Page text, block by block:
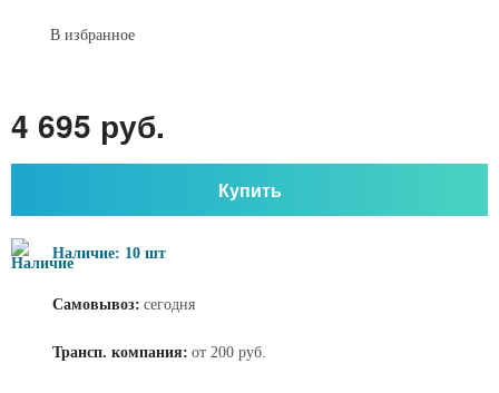
В избранное
4 695 руб.
Купить
Наличие: 10 шт
Самовывоз: сегодня
Трансп. компания: от 200 руб.